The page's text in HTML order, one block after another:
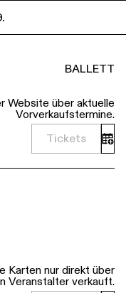
BALLETT
Website über aktuelle
Vorverkaufstermine.
Tickets
Karten nur direkt über
Veranstalter verkauft.